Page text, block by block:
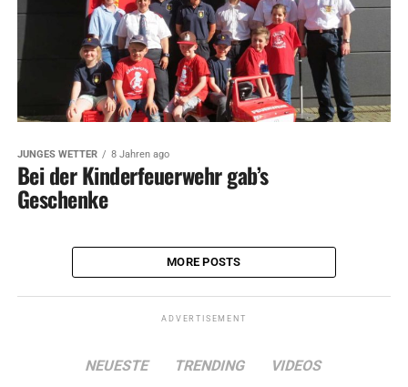
JUNGES WETTER 8 Jahren ago
Bei der Kinderfeuerwehr gab’s
Geschenke
MORE POSTS
ADVERTISEMENT
NEUESTE TRENDING VIDEOS